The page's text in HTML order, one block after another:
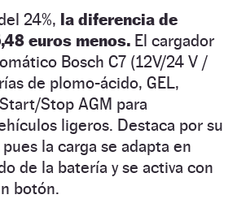
24%, la diferencia de
euros menos. El cargador
Bosch C7 (12V/24 V /
de plomo-ácido, GEL,
Stop AGM para
ligeros. Destaca por su
la carga se adapta en
de la batería y se activa con
botón.